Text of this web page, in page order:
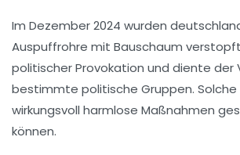
Im Dezember 2024 wurden
Auspuffrohre mit Bauschaum
politischer Provokation und diente
bestimmte politische Gruppen.
wirkungsvoll harmlose Maßnahmen
können.